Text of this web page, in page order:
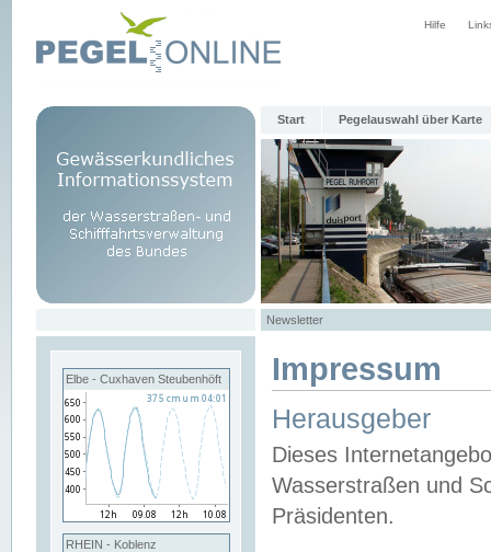
Hilfe
Start Pegelauswahl über Karte
Newsletter
Elbe - Cuxhaven Steubenhöft
RHEIN - Koblenz
Impressum
Herausgeber
Dieses
Wasserstraßen und
Präsidenten.